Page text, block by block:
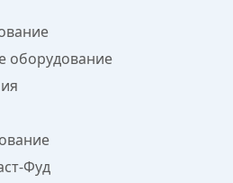
оборудование
Фуд